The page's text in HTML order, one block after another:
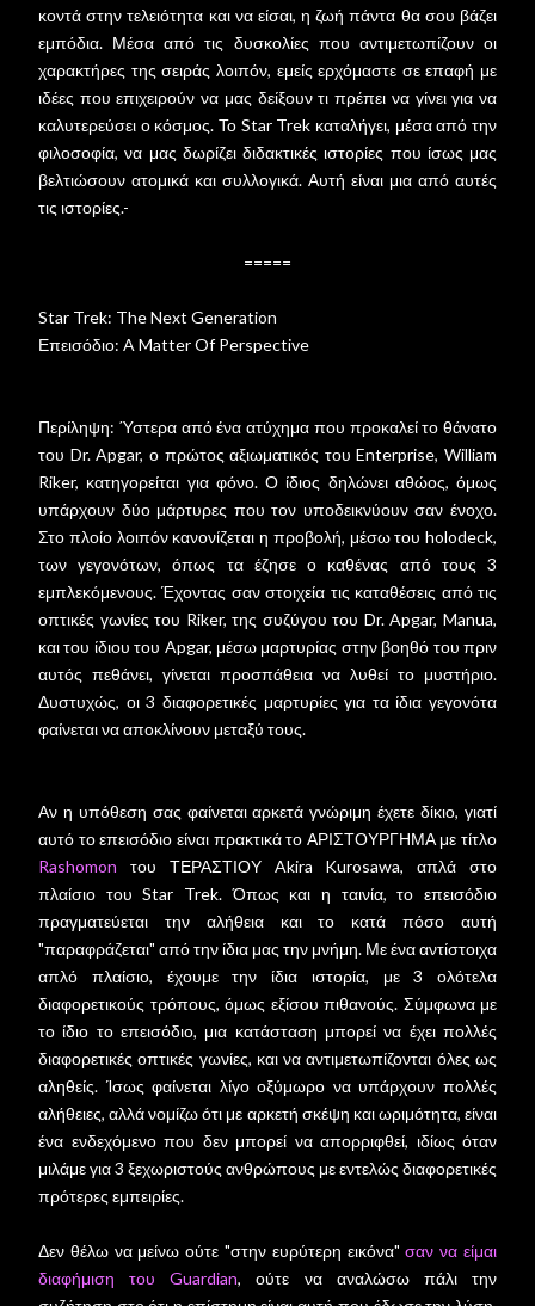
κοντά στην τελειότητα και να είσαι, η ζωή πάντα θα σου βάζει
εμπόδια. Μέσα από τις δυσκολίες που αντιμετωπίζουν οι
χαρακτήρες της σειράς λοιπόν, εμείς ερχόμαστε σε επαφή με
ιδέες που επιχειρούν να μας δείξουν τι πρέπει να γίνει για να
καλυτερεύσει ο κόσμος. Το Star Trek καταλήγει, μέσα από την
φιλοσοφία, να μας δωρίζει διδακτικές ιστορίες που ίσως μας
βελτιώσουν ατομικά και συλλογικά. Αυτή είναι μια από αυτές
τις ιστορίες.-
=====
Star Trek: The Next Generation
Επεισόδιο: A Matter Of Perspective
Περίληψη: Ύστερα από ένα ατύχημα που προκαλεί το θάνατο
του Dr. Apgar, ο πρώτος αξιωματικός του Enterprise, William
Riker, κατηγορείται για φόνο. Ο ίδιος δηλώνει αθώος, όμως
υπάρχουν δύο μάρτυρες που τον υποδεικνύουν σαν ένοχο.
Στο πλοίο λοιπόν κανονίζεται η προβολή, μέσω του holodeck,
των γεγονότων, όπως τα έζησε ο καθένας από τους 3
εμπλεκόμενους. Έχοντας σαν στοιχεία τις καταθέσεις από τις
οπτικές γωνίες του Riker, της συζύγου του Dr. Apgar, Manua,
και του ίδιου του Apgar, μέσω μαρτυρίας στην βοηθό του πριν
αυτός πεθάνει, γίνεται προσπάθεια να λυθεί το μυστήριο.
Δυστυχώς, οι 3 διαφορετικές μαρτυρίες για τα ίδια γεγονότα
φαίνεται να αποκλίνουν μεταξύ τους.
Αν η υπόθεση σας φαίνεται αρκετά γνώριμη έχετε δίκιο, γιατί
αυτό το επεισόδιο είναι πρακτικά το ΑΡΙΣΤΟΥΡΓΗΜΑ με τίτλο
Rashomon του ΤΕΡΑΣΤΙΟΥ Akira Kurosawa, απλά στο
πλαίσιο του Star Trek. Όπως και η ταινία, το επεισόδιο
πραγματεύεται την αλήθεια και το κατά πόσο αυτή
"παραφράζεται" από την ίδια μας την μνήμη. Με ένα αντίστοιχα
απλό πλαίσιο, έχουμε την ίδια ιστορία, με 3 ολότελα
διαφορετικούς τρόπους, όμως εξίσου πιθανούς. Σύμφωνα με
το ίδιο το επεισόδιο, μια κατάσταση μπορεί να έχει πολλές
διαφορετικές οπτικές γωνίες, και να αντιμετωπίζονται όλες ως
αληθείς. Ίσως φαίνεται λίγο οξύμωρο να υπάρχουν πολλές
αλήθειες, αλλά νομίζω ότι με αρκετή σκέψη και ωριμότητα, είναι
ένα ενδεχόμενο που δεν μπορεί να απορριφθεί, ιδίως όταν
μιλάμε για 3 ξεχωριστούς ανθρώπους με εντελώς διαφορετικές
πρότερες εμπειρίες.
Δεν θέλω να μείνω ούτε "στην ευρύτερη εικόνα"σαν να είμαι
διαφήμιση του Guardian, ούτε να αναλώσω πάλι την